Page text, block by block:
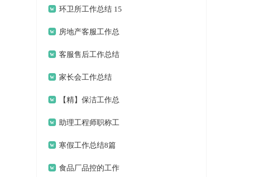
(汇编15篇)
环卫所工作总结 15
篇 房地产客服工作总
结15篇客服售后工作总结
15篇家长会工作总结
（通用26篇）
【精】保洁工作总
结 助理工程师职称工
作总结(15篇)
寒假工作总结8篇
食品厂品控的工作